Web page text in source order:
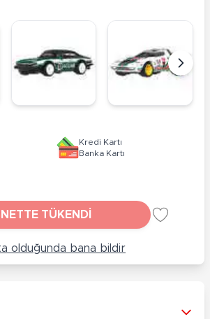
Kredi Kartı
Banka Kartı
TÜKENDİ
olduğunda bana bildir